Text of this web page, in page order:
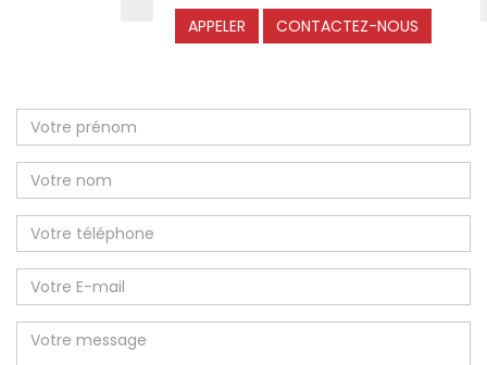
APPELER
CONTACTEZ-NOUS